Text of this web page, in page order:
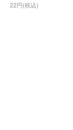
22円(税込)